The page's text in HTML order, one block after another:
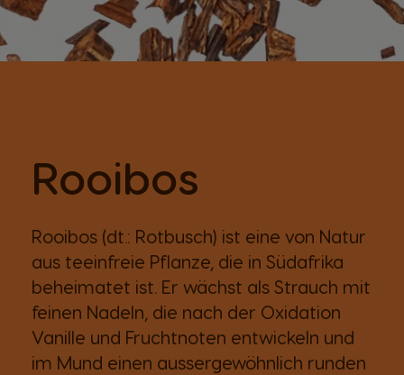
Rooibos
Rooibos (dt.: Rotbusch) ist eine von Natur
aus teeinfreie Pflanze, die in Südafrika
beheimatet ist. Er wächst als Strauch mit
feinen Nadeln, die nach der Oxidation
Vanille und Fruchtnoten entwickeln und
im Mund einen aussergewöhnlich runden